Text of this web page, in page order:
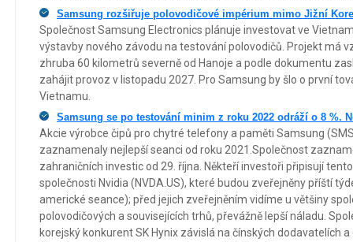
Samsung rozšiřuje polovodičové impérium mimo Jižní
Společnost Samsung Electronics plánuje investovat ve
výstavby nového závodu na testování polovodičů. Projekt má
zhruba 60 kilometrů severně od Hanoje a podle dokumentu
zahájit provoz v listopadu 2027. Pro Samsung by šlo o první
Vietnamu.
Samsung se po testování minim z roku 2022 odráží o 8 %.
Akcie výrobce čipů pro chytré telefony a paměti Samsung
zaznamenaly nejlepší seanci od roku 2021.Společnost
zahraničních investic od 29. října. Někteří investoři připisují
společnosti Nvidia (NVDA.US), které budou zveřejněny příští
americké seance); před jejich zveřejněním vidíme u většiny
polovodičových a souvisejících trhů, převážně lepší náladu.
korejský konkurent SK Hynix závislá na čínských dodavatelích